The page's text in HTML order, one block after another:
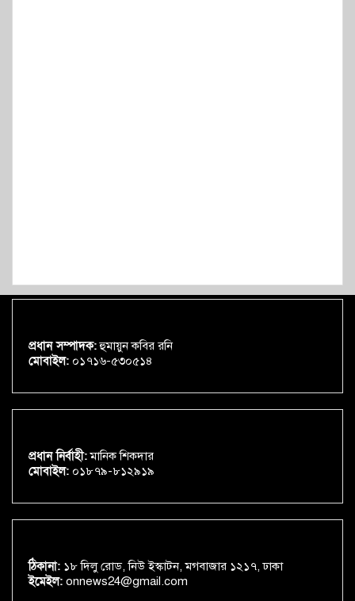
প্রধান সম্পাদক:হুমায়ুন কবির রনি
মোবাইল: ০১৭১৬-৫৩০৫১৪
প্রধান নির্বাহী:মানিক শিকদার
মোবাইল: ০১৮৭৯-৮১২৯১৯
ঠিকানা: ১৮ দিলু রোড, নিউ ইস্কাটন, মগবাজার ১২১৭, ঢাকা
ইমেইল: onnews24@gmail.com